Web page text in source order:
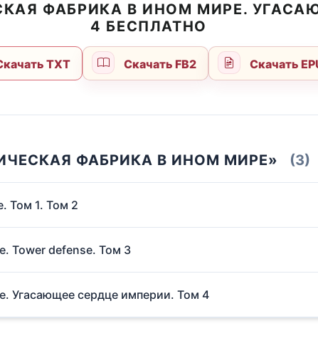
ФАБРИКА В ИНОМ МИРЕ.
4 БЕСПЛАТНО
TXT Скачать FB2 Скачать
ФАБРИКА В ИНОМ МИРЕ» (3)
Том 1. Том 2
Tower defense. Том 3
Угасающее сердце империи. Том 4